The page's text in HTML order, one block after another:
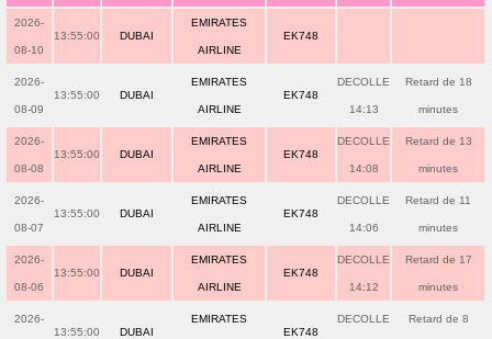
2026-
08-10
13:55:00 DUBAI
EMIRATES
AIRLINE
EK748
2026-
08-09
13:55:00 DUBAI
EMIRATES
AIRLINE
EK748
DECOLLE
14:13
Retard de 18
minutes
2026-
08-08
13:55:00 DUBAI
EMIRATES
AIRLINE
EK748
DECOLLE
14:08
Retard de 13
minutes
2026-
08-07
13:55:00 DUBAI
EMIRATES
AIRLINE
EK748
DECOLLE
14:06
Retard de 11
minutes
2026-
08-06
13:55:00 DUBAI
EMIRATES
AIRLINE
EK748
DECOLLE
14:12
Retard de 17
minutes
2026-
13:55:00 DUBAI
EMIRATES
EK748
DECOLLE Retard de 8